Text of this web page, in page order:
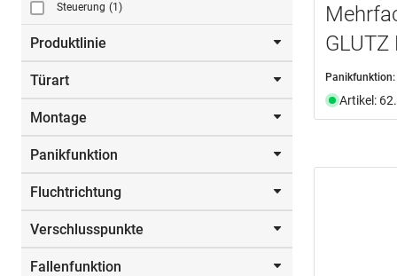
Steuerung (1)
Produktlinie
mFlipLock drive
SECURY-Automatic
Türart
Rohrrahmen
Montage
zum Einstecken
Panikfunktion
E (3)
Fluchtrichtung
auswärts/einwärts
Verschlusspunkte
Bolzenriegel (2)
Fallenfunktion
GLUTZ
Panikfunktion:
Artikel: